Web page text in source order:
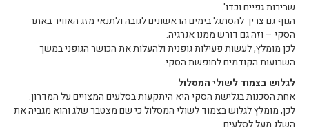
שבירות גפיים וכדו'.
הגוף גם צריך להסתגל בימים הראשונים לגובה ולתנאי מזג האוויר באתר
הסקי – וזה גם דורש ממנו אנרגיה.
לכן מומלץ, לעשות פעילות גופנית ולהעלות את הכושר הגופני במשך
השבועות הקודמים לחופשת הסקי.
לגלוש בצמוד לשולי המסלול
אחת הסכנות בגלישת הסקי היא היתקעות בסלעים המצויים על המדרון.
לכן, מומלץ לגלוש בצמוד לשולי המסלול כי שם מצטבר שלג והוא מגביה את
השלג מעל לסלעים.